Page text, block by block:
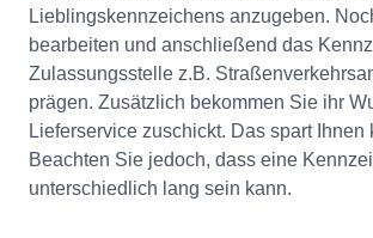
Lieblingskennzeichens anzugeben.
bearbeiten und anschließend das
Zulassungsstelle z.B.
prägen. Zusätzlich bekommen Sie ihr
Lieferservice zuschickt. Das spart
Beachten Sie jedoch, dass eine
unterschiedlich lang sein kann.